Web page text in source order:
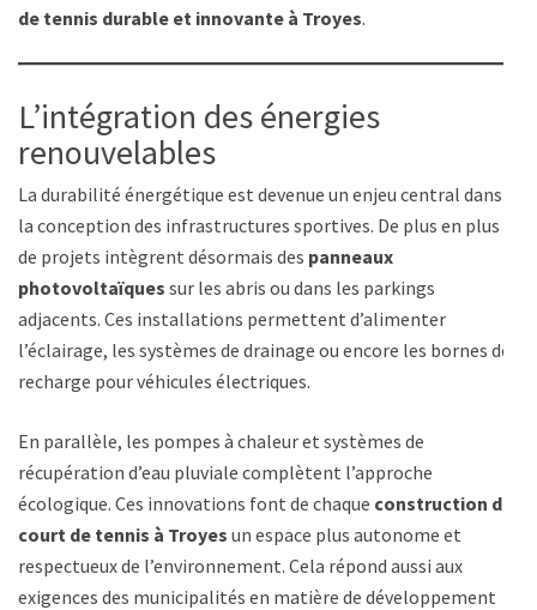
de tennis durable et innovante à Troyes.
L’intégration des énergies
renouvelables
La durabilité énergétique est devenue un enjeu central dans
la conception des infrastructures sportives. De plus en plus
de projets intègrent désormais des panneaux
photovoltaïques sur les abris ou dans les parkings
adjacents. Ces installations permettent d’alimenter
l’éclairage, les systèmes de drainage ou encore les bornes de
recharge pour véhicules électriques.
En parallèle, les pompes à chaleur et systèmes de
récupération d’eau pluviale complètent l’approche
écologique. Ces innovations font de chaque construction de
court de tennis à Troyes un espace plus autonome et
respectueux de l’environnement. Cela répond aussi aux
exigences des municipalités en matière de développement